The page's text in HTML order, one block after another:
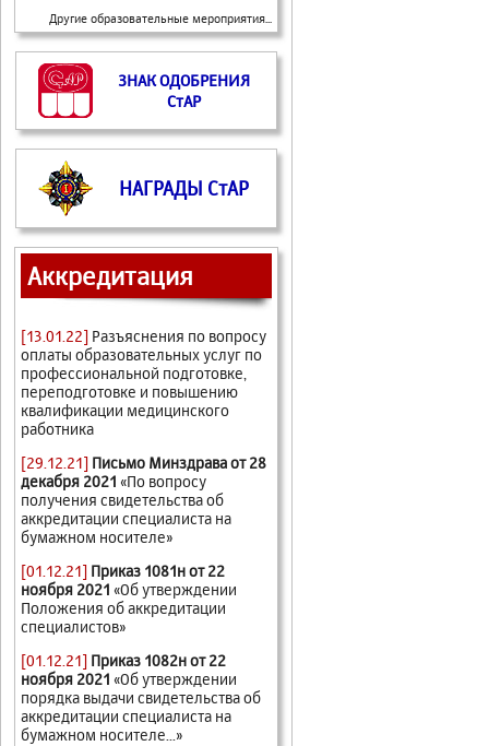
Другие образовательные мероприятия...
ЗНАК ОДОБРЕНИЯ
СтАР
НАГРАДЫ СтАР
Аккредитация
[13.01.22] Разъяснения по вопросу
оплаты образовательных услуг по
профессиональной подготовке,
переподготовке и повышению
квалификации медицинского
работника
[29.12.21] Письмо Минздрава от 28
декабря 2021 «По вопросу
получения свидетельства об
аккредитации специалиста на
бумажном носителе»
[01.12.21] Приказ 1081н от 22
ноября 2021 «Об утверждении
Положения об аккредитации
специалистов»
[01.12.21] Приказ 1082н от 22
ноября 2021 «Об утверждении
порядка выдачи свидетельства об
аккредитации специалиста на
бумажном носителе...»